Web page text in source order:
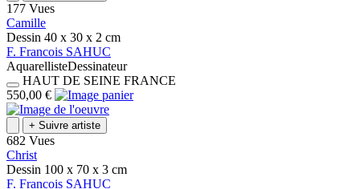
177 Vues
Camille
Dessin 40 x 30 x 2 cm
F. Francois SAHUC
AquarellisteDessinateur
HAUT DE SEINE FRANCE
550,00 €
+ Suivre artiste
682 Vues
Christ
Dessin 100 x 70 x 3 cm
F. Francois SAHUC